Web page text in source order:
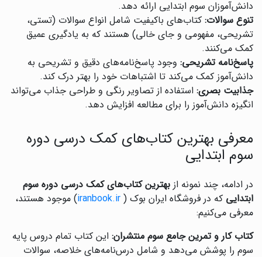
دانش‌آموزان سوم ابتدایی ارائه دهد.
تنوع سوالات: کتاب‌های باکیفیت شامل انواع سوالات (تستی،
تشریحی، مفهومی و جای خالی) هستند که به یادگیری عمیق
کمک می‌کنند.
پاسخ‌نامه تشریحی: وجود پاسخ‌نامه‌های دقیق و تشریحی به
دانش‌آموز کمک می‌کند تا اشتباهات خود را بهتر درک کند.
جذابیت بصری: استفاده از تصاویر رنگی و طراحی جذاب می‌تواند
انگیزه دانش‌آموز را برای مطالعه افزایش دهد.
معرفی بهترین کتاب‌های کمک درسی دوره
سوم ابتدایی
در ادامه، چند نمونه از بهترین کتاب‌های کمک درسی دوره سوم
ابتدایی که در فروشگاه ایران بوک ( iranbook.ir) موجود هستند،
معرفی می‌کنیم:
کتاب کار و تمرین جامع سوم منتشران: این کتاب تمام دروس پایه
سوم را پوشش می‌دهد و شامل درس‌نامه‌های خلاصه، سوالات